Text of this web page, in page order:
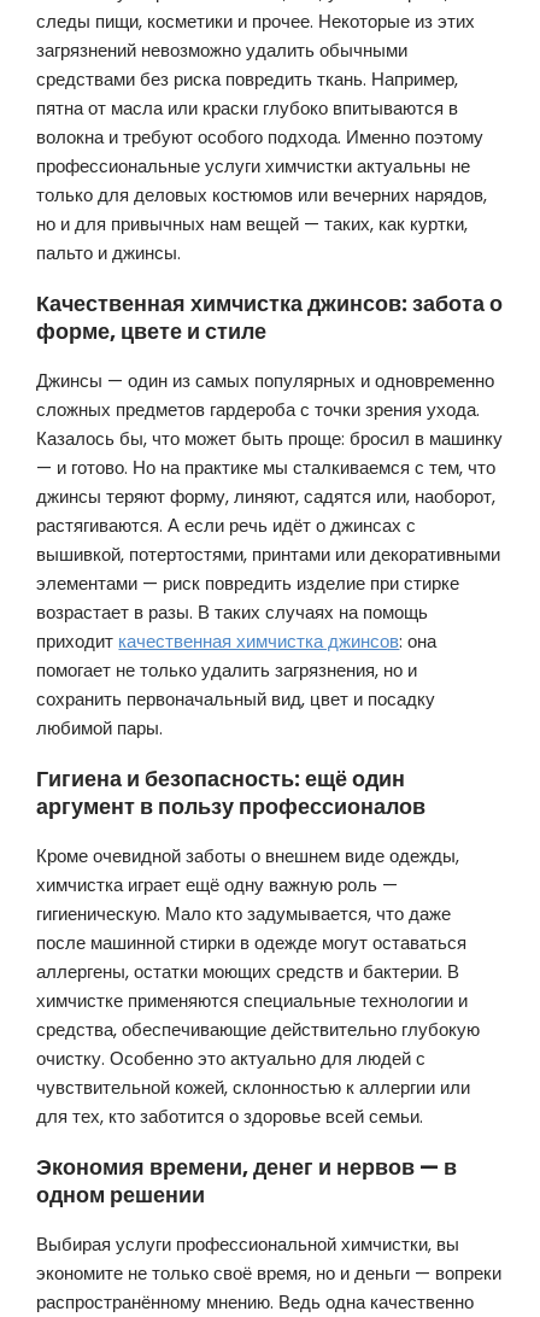
следы пищи, косметики и прочее. Некоторые из этих
загрязнений невозможно удалить обычными
средствами без риска повредить ткань. Например,
пятна от масла или краски глубоко впитываются в
волокна и требуют особого подхода. Именно поэтому
профессиональные услуги химчистки актуальны не
только для деловых костюмов или вечерних нарядов,
но и для привычных нам вещей — таких, как куртки,
пальто и джинсы.
Качественная химчистка джинсов: забота о
форме, цвете и стиле
Джинсы — один из самых популярных и одновременно
сложных предметов гардероба с точки зрения ухода.
Казалось бы, что может быть проще: бросил в машинку
— и готово. Но на практике мы сталкиваемся с тем, что
джинсы теряют форму, линяют, садятся или, наоборот,
растягиваются. А если речь идёт о джинсах с
вышивкой, потертостями, принтами или декоративными
элементами — риск повредить изделие при стирке
возрастает в разы. В таких случаях на помощь
приходит качественная химчистка джинсов: она
помогает не только удалить загрязнения, но и
сохранить первоначальный вид, цвет и посадку
любимой пары.
Гигиена и безопасность: ещё один
аргумент в пользу профессионалов
Кроме очевидной заботы о внешнем виде одежды,
химчистка играет ещё одну важную роль —
гигиеническую. Мало кто задумывается, что даже
после машинной стирки в одежде могут оставаться
аллергены, остатки моющих средств и бактерии. В
химчистке применяются специальные технологии и
средства, обеспечивающие действительно глубокую
очистку. Особенно это актуально для людей с
чувствительной кожей, склонностью к аллергии или
для тех, кто заботится о здоровье всей семьи.
Экономия времени, денег и нервов — в
одном решении
Выбирая услуги профессиональной химчистки, вы
экономите не только своё время, но и деньги — вопреки
распространённому мнению. Ведь одна качественно